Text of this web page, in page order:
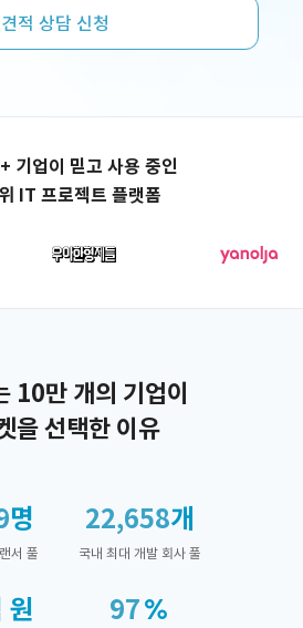
쇼핑몰 구축
견적 상담 신청
기업이 믿고 사용 중인
IT 프로젝트 플랫폼
10만 개의 기업이
을 선택한 이유
명
서 풀
22,658개
국내 최대 개발 회사 풀
원 97